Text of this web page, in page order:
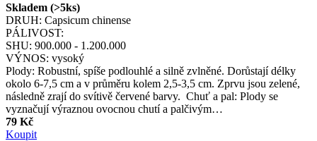
Skladem (>5ks)
DRUH: Capsicum chinense
PÁLIVOST:
SHU: 900.000 - 1.200.000
VÝNOS: vysoký
Plody: Robustní, spíše podlouhlé a silně zvlněné. Dorůstají délky
okolo 6-7,5 cm a v průměru kolem 2,5-3,5 cm. Zprvu jsou zelené,
následně zrají do svítivě červené barvy. Chuť a pal: Plody se
vyznačují výraznou ovocnou chutí a palčivým…
79 Kč
Koupit